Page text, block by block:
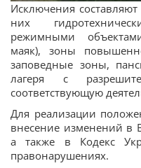
Исключения
них
режимными
маяк), зоны
заповедные зоны,
лагеря с
соответствующую
Для реализации
внесение изменений
а также в Кодекс
правонарушениях.